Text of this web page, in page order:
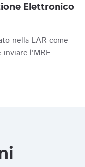
Elettronico
nella LAR come
inviare l'MRE